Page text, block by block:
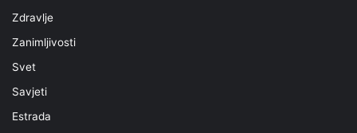
Zdravlje
Zanimljivosti
Svet
Savjeti
Estrada